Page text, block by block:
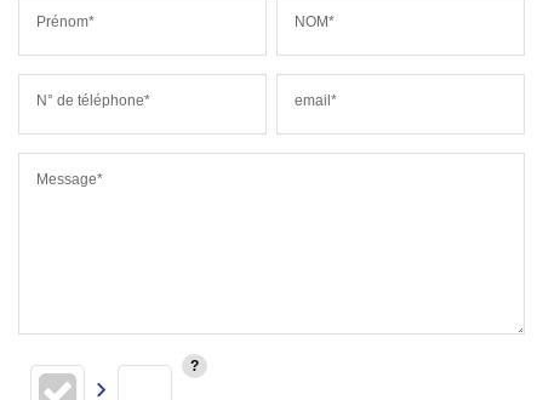
Prénom* NOM*
N° de téléphone* email*
Message*